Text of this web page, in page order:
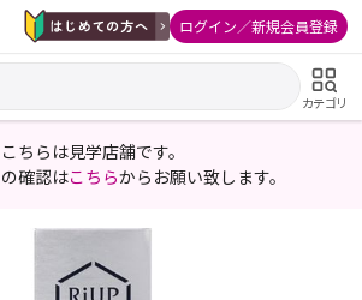
ログイン／新規会員登録
カテゴリ
こちらは見学店舗です。
確認はこちらからお願い致します。